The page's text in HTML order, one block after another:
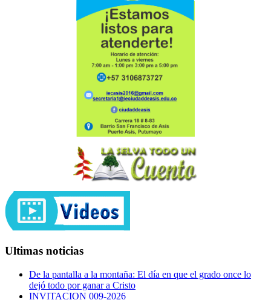
Ultimas noticias
De la pantalla a la montaña: El día en que el grado once lo
dejó todo por ganar a Cristo
INVITACION 009-2026